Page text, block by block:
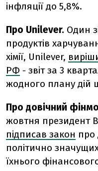
інфляції до 5,8%.
Про Unilever. Один
продуктів
хімії, Unilever,
РФ - звіт за 3
жодного плану дій
Про довічний
жовтня президент
підписав закон про
політично
їхнього